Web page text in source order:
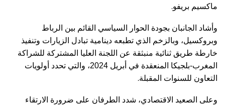
ماكسيم بريفو.
وأشاد الجانبان بجودة الحوار السياسي القائم بين الرباط
وبروكسيل، وبالزخم الذي تطبعه دينامية تبادل الزيارات وتنفيذ
خارطة طريق ثنائية منبثقة عن اللجنة العليا المشتركة للشراكة
المغرب-بلجيكا المنعقدة في أبريل 2024، والتي تحدد أولويات
التعاون للسنوات المقبلة.
وعلى الصعيد الاقتصادي، شدد الطرفان على ضرورة الارتقاء